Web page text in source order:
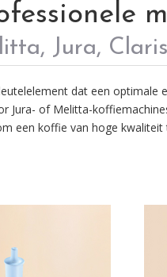
Jura,
dat een optimale
Jura- of Melitta-
een koffie van hoge